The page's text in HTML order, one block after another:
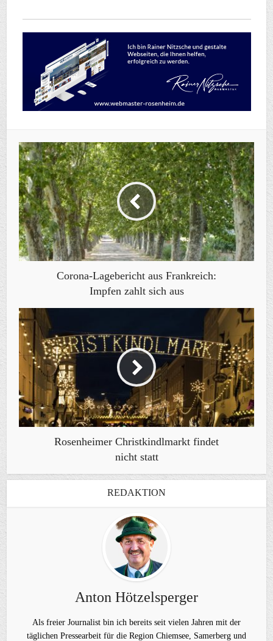
Corona-Lagebericht aus Frankreich:
Impfen zahlt sich aus
Rosenheimer Christkindlmarkt findet
nicht statt
REDAKTION
Anton Hötzelsperger
Als freier Journalist bin ich bereits seit vielen Jahren mit der
täglichen Pressearbeit für die Region Chiemsee, Samerberg und